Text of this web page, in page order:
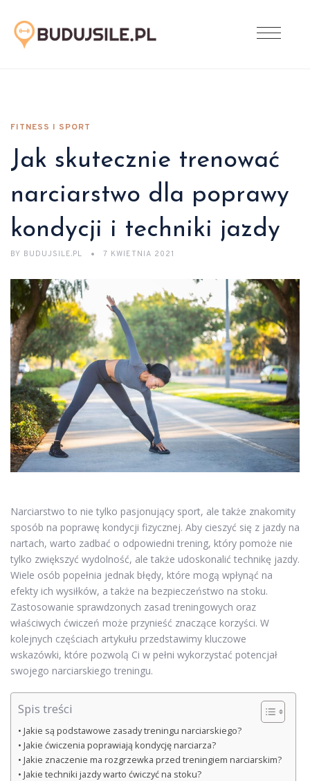
FITNESS I SPORT
Jak skutecznie trenować
narciarstwo dla poprawy
kondycji i techniki jazdy
BY BUDUJSILE.PL 7 KWIETNIA 2021
Narciarstwo to nie tylko pasjonujący sport, ale także znakomity
sposób na poprawę kondycji fizycznej. Aby cieszyć się z jazdy na
nartach, warto zadbać o odpowiedni trening, który pomoże nie
tylko zwiększyć wydolność, ale także udoskonalić technikę jazdy.
Wiele osób popełnia jednak błędy, które mogą wpłynąć na
efekty ich wysiłków, a także na bezpieczeństwo na stoku.
Zastosowanie sprawdzonych zasad treningowych oraz
właściwych ćwiczeń może przynieść znaczące korzyści. W
kolejnych częściach artykułu przedstawimy kluczowe
wskazówki, które pozwolą Ci w pełni wykorzystać potencjał
swojego narciarskiego treningu.
Spis treści
Jakie są podstawowe zasady treningu narciarskiego?
Jakie ćwiczenia poprawiają kondycję narciarza?
Jakie znaczenie ma rozgrzewka przed treningiem narciarskim?
Jakie techniki jazdy warto ćwiczyć na stoku?